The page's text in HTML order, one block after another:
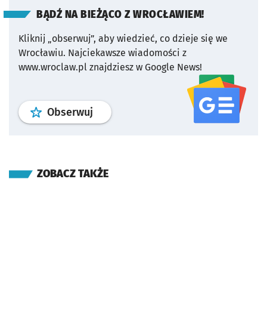
BĄDŹ NA BIEŻĄCO Z WROCŁAWIEM!
Kliknij „obserwuj”, aby wiedzieć, co dzieje się we
Wrocławiu. Najciekawsze wiadomości z
www.wroclaw.pl znajdziesz w Google News!
Obserwuj profil serwisu
ZOBACZ TAKŻE